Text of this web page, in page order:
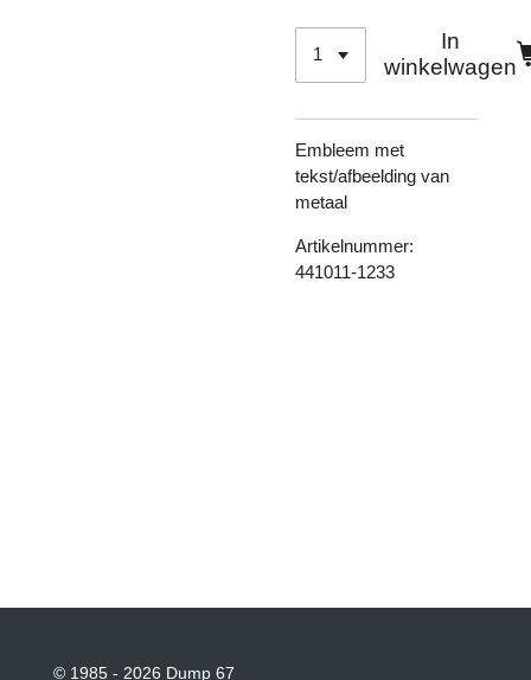
In
winkelwagen
Embleem met
tekst/afbeelding van
metaal
Artikelnummer:
441011-1233
© 1985 - 2026 Dump 67